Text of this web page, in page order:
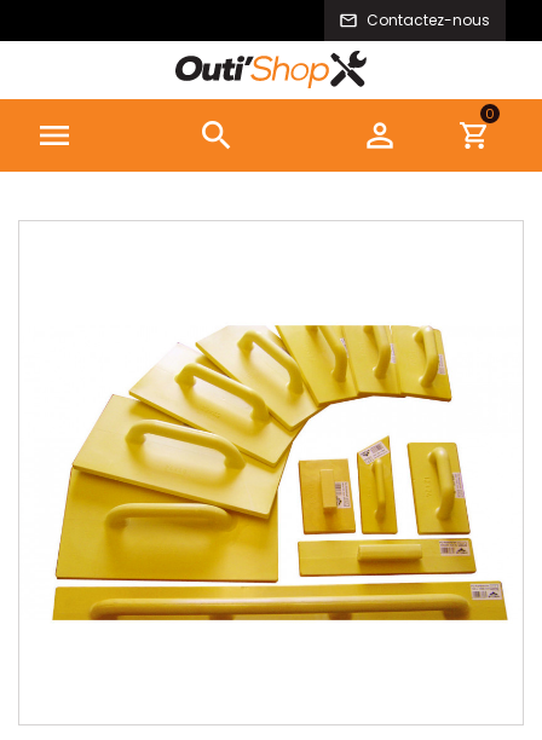
Contactez-nous
  
0